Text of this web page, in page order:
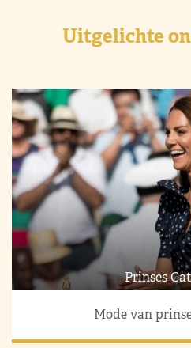
Uitgelichte
Prinses
Mode van